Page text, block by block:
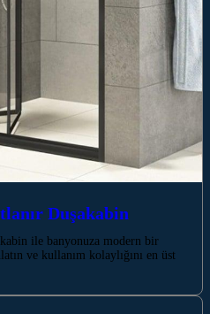
Duşakabin
ile banyonuza modern bir
ve kullanım kolaylığını en üst